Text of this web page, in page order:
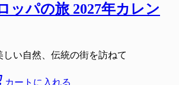
ッパの旅 2027年カレン
しい自然、伝統の街を訪ねて
カートに入れる